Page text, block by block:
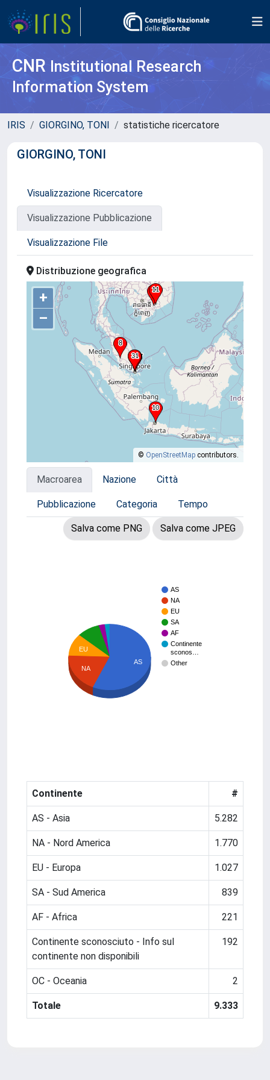
CNR Institutional Research
Information System
IRIS GIORGINO, TONI statistiche ricercatore
GIORGINO, TONI
Visualizzazione Ricercatore
Visualizzazione Pubblicazione
Visualizzazione File
Distribuzione geografica
+
–
© OpenStreetMap contributors.
Macroarea Nazione Città
Pubblicazione Categoria Tempo
Salva come PNG Salva come JPEG
AS
NA
EU
SA
AF
Continente
sconos…
Other
EU
NA
AS
Continente #
AS - Asia 5.282
NA - Nord America 1.770
EU - Europa 1.027
SA - Sud America 839
AF - Africa 221
Continente sconosciuto - Info sul
continente non disponibili
192
OC - Oceania 2
Totale 9.333